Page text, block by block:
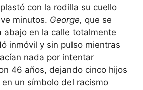
con la rodilla su cuello
minutos. George, que se
abajo en la calle totalmente
inmóvil y sin pulso mientras
nada por intentar
46 años, dejando cinco hijos
un símbolo del racismo